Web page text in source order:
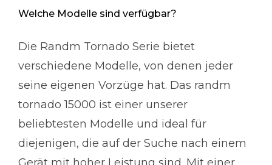
Welche Modelle sind verfügbar?
Die Randm Tornado Serie bietet
verschiedene Modelle, von denen jeder
seine eigenen Vorzüge hat. Das randm
tornado 15000 ist einer unserer
beliebtesten Modelle und ideal für
diejenigen, die auf der Suche nach einem
Gerät mit hoher Leistung sind. Mit einer